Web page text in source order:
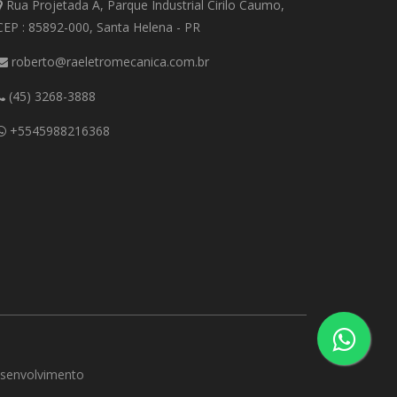
Rua Projetada A, Parque Industrial Cirilo Caumo,
: 85892-000, Santa Helena - PR
roberto@raeletromecanica.com.br
(45) 3268-3888
+5545988216368